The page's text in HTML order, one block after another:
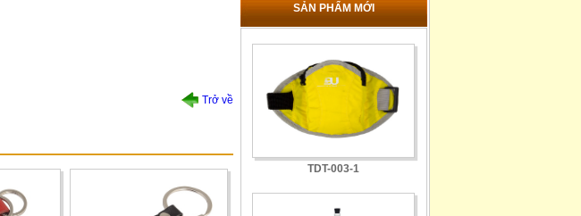
Trở về
SẢN PHẨM MỚI
TDT-010-2
TDT-003-1